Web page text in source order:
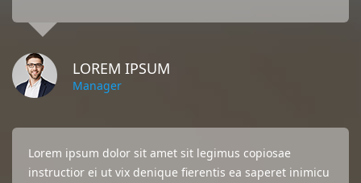
LOREM IPSUM
Manager
Lorem ipsum dolor sit amet sit legimus copiosae
instructior ei ut vix denique fierentis ea saperet inimicu